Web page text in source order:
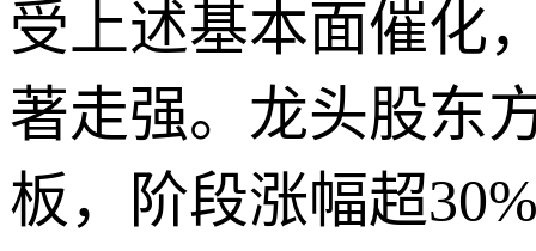
受上述基本面催化
著走强。龙头股东
板，阶段涨幅超